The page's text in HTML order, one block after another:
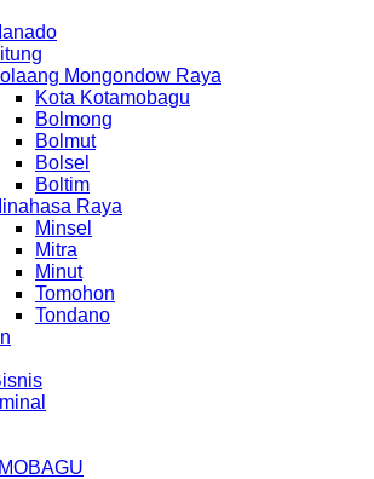
Mongondow Raya
Kota Kotamobagu
Bolmong
Bolmut
Bolsel
Boltim
Raya
Minsel
Mitra
Minut
Tomohon
Tondano